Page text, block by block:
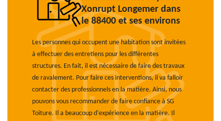
Xonrupt Longemer dans
le 88400 et ses environs
Les personnes qui occupent une habitation sont invitées
à effectuer des entretiens pour les différentes
structures. En fait, il est nécessaire de faire des travaux
de ravalement. Pour faire ces interventions, il va falloir
contacter des professionnels en la matière. Ainsi, nous
pouvons vous recommander de faire confiance à SG
Toiture. Il a beaucoup d'expérience en la matière. Il